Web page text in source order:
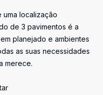
localização
de 3 pavimentos é a
planejado e ambientes
as suas necessidades
merece.